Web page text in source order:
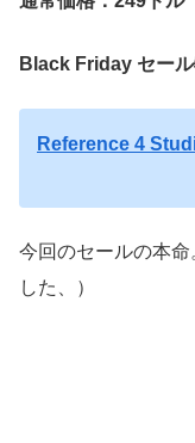
Black Friday セール
Reference 4
今回のセールの本
した、）